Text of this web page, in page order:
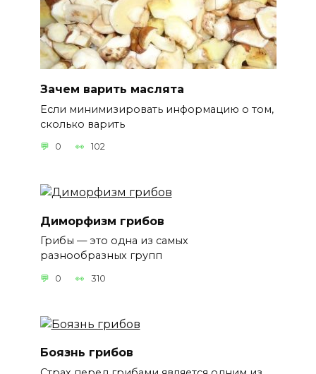
Зачем варить маслята
Если минимизировать информацию о том,
сколько варить
0 102
Диморфизм грибов
Грибы — это одна из самых
разнообразных групп
0 310
Боязнь грибов